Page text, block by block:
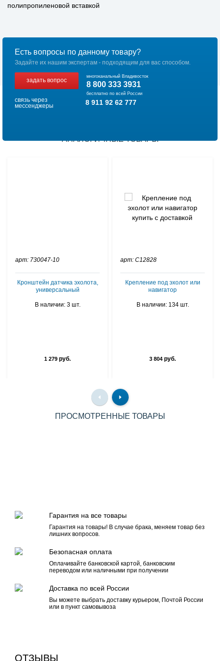
полипропиленовой вставкой
Есть вопросы по данному товару?
Задайте их нашим экспертам - подходящим для вас способом.
задать вопрос
многоканальный Владивосток
8 800 333 3931
бесплатно по всей России
связь через
мессенджеры
8 911 92 62 777
АНАЛОГИЧНЫЕ ТОВАРЫ
арт: 730047-10
Кронштейн датчика эхолота,
универсальный
В наличии: 3 шт.
1 279 руб.
арт: C12828
Крепление под эхолот или
навигатор
В наличии: 134 шт.
3 804 руб.
ПРОСМОТРЕННЫЕ ТОВАРЫ
Гарантия на все товары
Гарантия на товары! В случае брака, меняем товар без
лишних вопросов.
Безопасная оплата
Оплачивайте банковской картой, банковским
переводом или наличными при получении
Доставка по всей России
Вы можете выбрать доставку курьером, Почтой России
или в пункт самовывоза
ОТЗЫВЫ